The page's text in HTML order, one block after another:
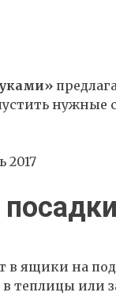
в ящики на
теплицы или